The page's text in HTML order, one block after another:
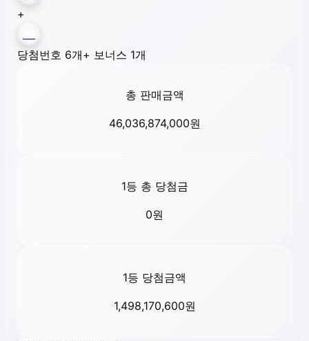
+
당첨번호 6개+ 보너스 1개
총 판매금액
46,036,874,000원
1등 총 당첨금
0원
1등 당첨금액
1,498,170,600원